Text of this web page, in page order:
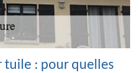
tuile : pour quelles